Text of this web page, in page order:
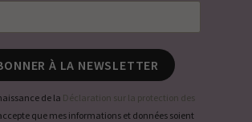
À LA NEWSLETTER
de la Déclaration sur la protection des
que mes informations et données soient